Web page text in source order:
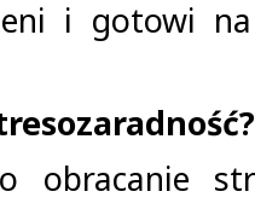
i gotowi
obracanie